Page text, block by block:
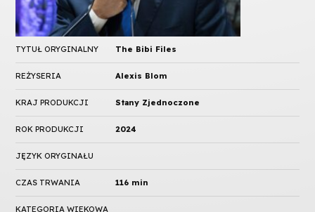
TYTUŁ ORYGINALNY The Bibi Files
REŻYSERIA Alexis Blom
KRAJ PRODUKCJI Stany Zjednoczone
ROK PRODUKCJI 2024
JĘZYK ORYGINAŁU
CZAS TRWANIA 116 min
KATEGORIA WIEKOWA